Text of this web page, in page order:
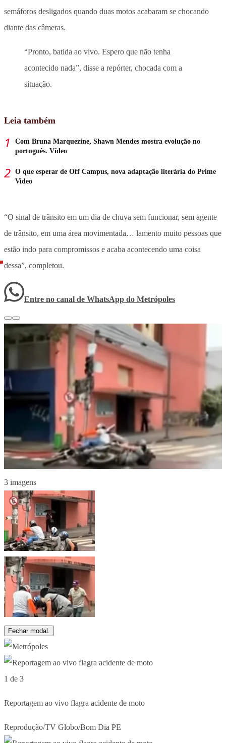
semáforos desligados quando duas motos acabaram se chocando
diante das câmeras.
“Pronto, batida ao vivo. Espero que não tenha
acontecido nada”, disse a repórter, chocada com a
situação.
Leia também
Com Bruna Marquezine, Shawn Mendes mostra evolução no
português. Vídeo
O que esperar de Off Campus, nova adaptação literária do Prime
Video
“O sinal de trânsito em um dia de chuva sem funcionar, sem agente
de trânsito, em uma área movimentada… lamento muito pessoas que
estão indo para compromissos e acaba acontecendo uma coisa
dessa”, completou.
Entre no canal de WhatsApp do Metrópoles
3 imagens
Fechar modal.
1 de 3
Reportagem ao vivo flagra acidente de moto
Reprodução/TV Globo/Bom Dia PE